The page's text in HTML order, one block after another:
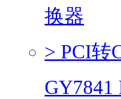
换器
> PCI转